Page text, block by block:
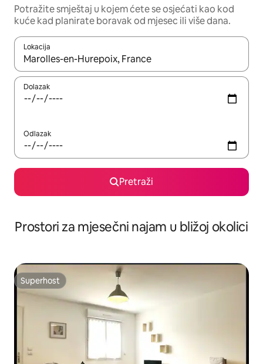
Potražite smještaj u kojem ćete se osjećati kao kod
kuće kad planirate boravak od mjesec ili više dana.
Lokacija
Kada budu dostupni rezultati, moći ćete ih pregledati
Dolazak
Odlazak
Pretraži
Prostori za mjesečni najam u bližoj okolici
Superhost
Superhost